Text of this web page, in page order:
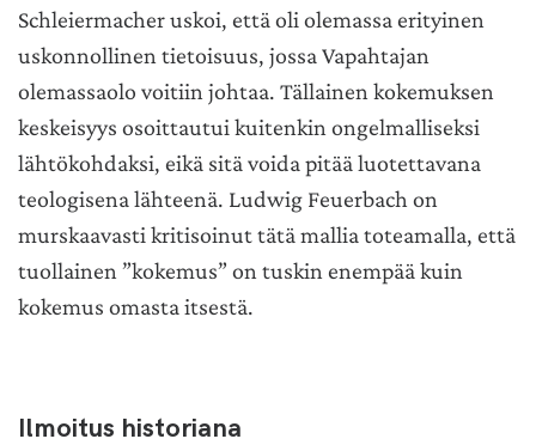
Schleiermacher uskoi, että oli olemassa erityinen
uskonnollinen tietoisuus, jossa Vapahtajan
olemassaolo voitiin johtaa. Tällainen kokemuksen
keskeisyys osoittautui kuitenkin ongelmalliseksi
lähtökohdaksi, eikä sitä voida pitää luotettavana
teologisena lähteenä. Ludwig Feuerbach on
murskaavasti kritisoinut tätä mallia toteamalla, että
tuollainen ”kokemus” on tuskin enempää kuin
kokemus omasta itsestä.
Ilmoitus historiana